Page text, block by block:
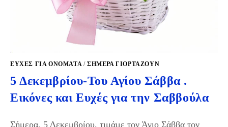
ΕΥΧΈΣ ΓΙΑ ΟΝΌΜΑΤΑ/ΣΉΜΕΡΑ ΓΙΟΡΤΆΖΟΥΝ
5 Δεκεμβρίου-Του Αγίoυ Σάββα .
Εικόνες και Ευχές για την Σαββούλα
Σήμερα, 5 Δεκεμβρίου, τιμάμε τον Άγιο Σάββα τον